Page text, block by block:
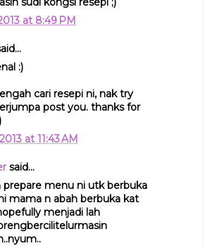
at 8:49 PM
:)
cari resepi ni, nak try
post you. thanks for
at 11:43 AM
said...
prepare menu ni utk berbuka
mama n abah berbuka kat
menjadi lah